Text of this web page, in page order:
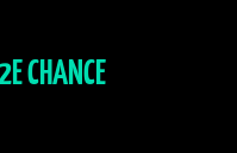
CHANCE